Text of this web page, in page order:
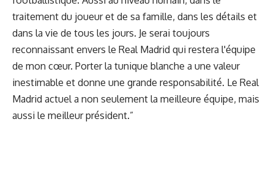
traitement du joueur et de sa famille, dans les détails et
dans la vie de tous les jours. Je serai toujours
reconnaissant envers le Real Madrid qui restera l'équipe
de mon cœur. Porter la tunique blanche a une valeur
inestimable et donne une grande responsabilité. Le Real
Madrid actuel a non seulement la meilleure équipe, mais
aussi le meilleur président.”